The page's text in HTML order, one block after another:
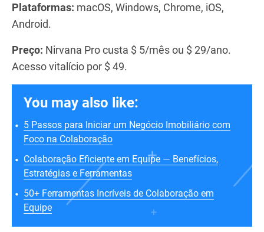
Plataformas: macOS, Windows, Chrome, iOS,
Android.
Preço: Nirvana Pro custa $ 5/mês ou $ 29/ano.
Acesso vitalício por $ 49.
You may also like:
5 Passos para Iniciar um Negócio Imobiliário com
Foco na Colaboração
Colaboração Eficiente em Equipe — Benefícios,
Estratégias e Ferramentas
50+ Ferramentas Incríveis de Colaboração em
Equipe